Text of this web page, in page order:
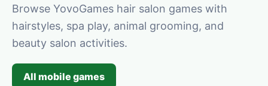
Browse YovoGames hair salon games with
hairstyles, spa play, animal grooming, and
beauty salon activities.
All mobile games